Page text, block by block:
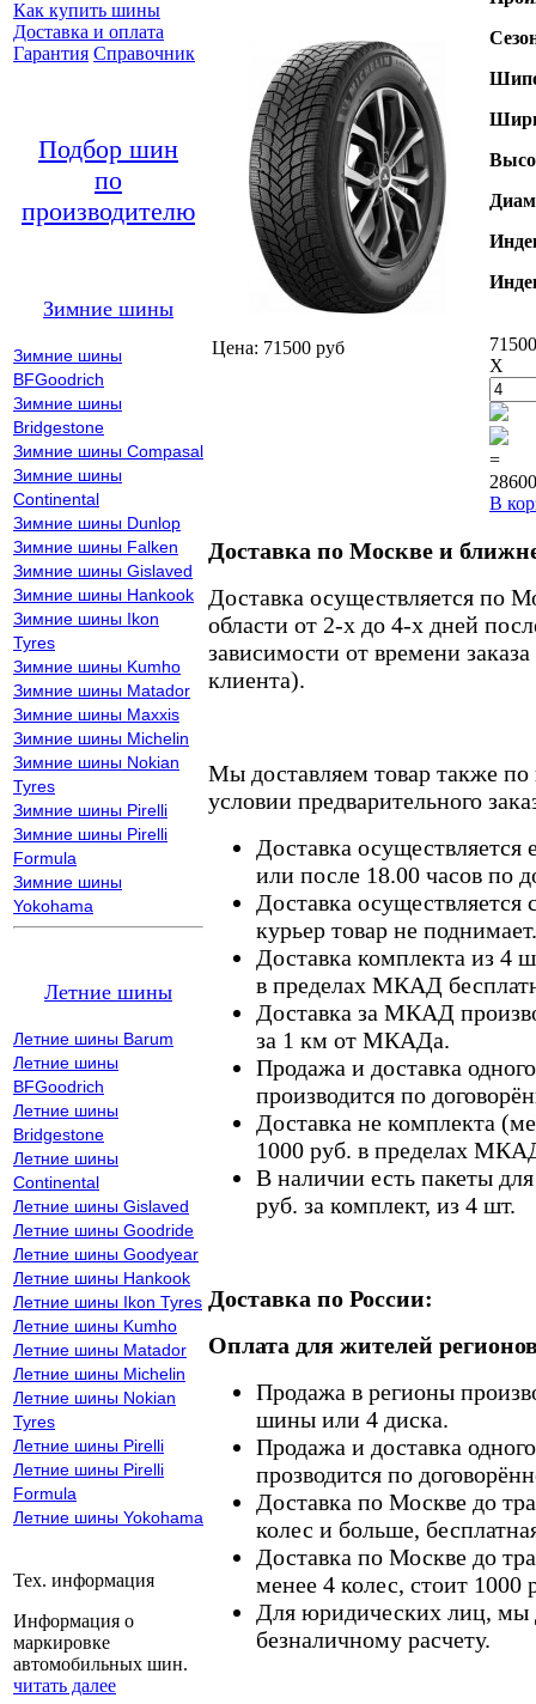
Как купить шины
Доставка и оплата
Гарантия Справочник
Подбор шин
по
производителю
Зимние шины
Зимние шины
BFGoodrich
Зимние шины
Bridgestone
Зимние шины Compasal
Зимние шины
Continental
Зимние шины Dunlop
Зимние шины Falken
Зимние шины Gislaved
Зимние шины Hankook
Зимние шины Ikon
Tyres
Зимние шины Kumho
Зимние шины Matador
Зимние шины Maxxis
Зимние шины Michelin
Зимние шины Nokian
Tyres
Зимние шины Pirelli
Зимние шины Pirelli
Formula
Зимние шины
Yokohama
Летние шины
Летние шины Barum
Летние шины
BFGoodrich
Летние шины
Bridgestone
Летние шины
Continental
Летние шины Gislaved
Летние шины Goodride
Летние шины Goodyear
Летние шины Hankook
Летние шины Ikon Tyres
Летние шины Kumho
Летние шины Matador
Летние шины Michelin
Летние шины Nokian
Tyres
Летние шины Pirelli
Летние шины Pirelli
Formula
Летние шины Yokohama
Тех. информация
Информация о
маркировке
автомобильных шин.
читать далее
Цена: 71500 руб
X
=
В
Доставка по Москве и
Доставка осуществляется по
области от 2-х до 4-х дней
зависимости от времени
клиента).
Мы доставляем товар также
условии предварительного
Доставка осуществляется
или после 18.00 часов по
Доставка осуществляется
курьер товар не поднимает.
Доставка комплекта из 4
в пределах МКАД
Доставка за МКАД
за 1 км от МКАДа.
Продажа и доставка
производится по
Доставка не комплекта
1000 руб. в пределах
В наличии есть пакеты
руб. за комплект, из 4 шт.
Доставка по России:
Оплата для жителей
Продажа в регионы
шины или 4 диска.
Продажа и доставка
прозводится по
Доставка по Москве до
колес и больше,
Доставка по Москве до
менее 4 колес, стоит 1000
Для юридических лиц, мы
безналичному расчету.